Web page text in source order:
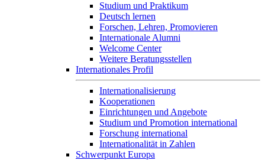
Studium und Praktikum
Deutsch lernen
Forschen, Lehren, Promovieren
Internationale Alumni
Welcome Center
Weitere Beratungsstellen
Internationales Profil
Internationalisierung
Kooperationen
Einrichtungen und Angebote
Studium und Promotion international
Forschung international
Internationalität in Zahlen
Schwerpunkt Europa